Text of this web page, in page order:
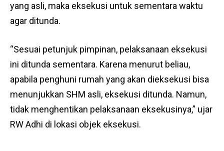
yang asli, maka eksekusi untuk sementara waktu
agar ditunda.
“Sesuai petunjuk pimpinan, pelaksanaan eksekusi
ini ditunda sementara. Karena menurut beliau,
apabila penghuni rumah yang akan dieksekusi bisa
menunjukkan SHM asli, eksekusi ditunda. Namun,
tidak menghentikan pelaksanaan eksekusinya,” ujar
RW Adhi di lokasi objek eksekusi.